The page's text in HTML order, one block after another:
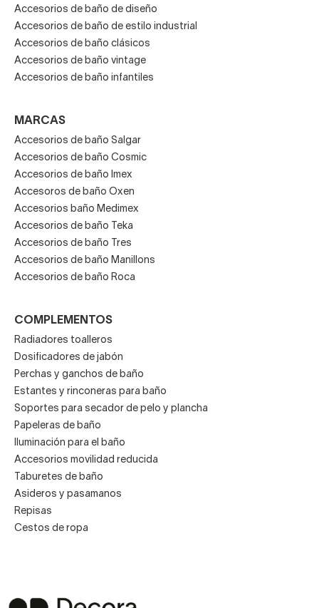
Accesorios de baño de diseño
Accesorios de baño de estilo industrial
Accesorios de baño clásicos
Accesorios de baño vintage
Accesorios de baño infantiles
MARCAS
Accesorios de baño Salgar
Accesorios de baño Cosmic
Accesorios de baño Imex
Accesoros de baño Oxen
Accesorios baño Medimex
Accesorios de baño Teka
Accesorios de baño Tres
Accesorios de baño Manillons
Accesorios de baño Roca
COMPLEMENTOS
Radiadores toalleros
Dosificadores de jabón
Perchas y ganchos de baño
Estantes y rinconeras para baño
Soportes para secador de pelo y plancha
Papeleras de baño
Iluminación para el baño
Accesorios movilidad reducida
Taburetes de baño
Asideros y pasamanos
Repisas
Cestos de ropa